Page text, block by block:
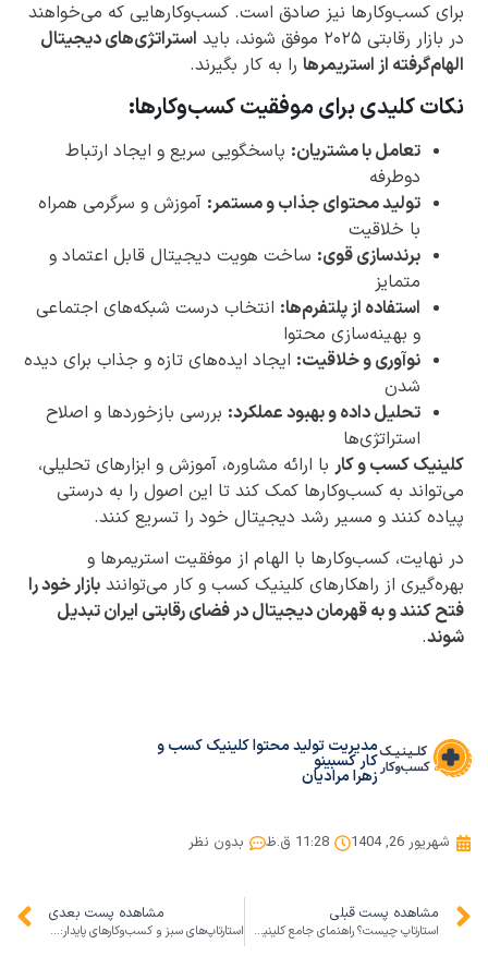
برای کسب‌وکارها نیز صادق است. کسب‌وکارهایی که می‌خواهند
در بازار رقابتی ۲۰۲۵ موفق شوند، باید
استراتژی‌های دیجیتال
الهام‌گرفته از استریمرها را به کار بگیرند.
نکات کلیدی برای موفقیت کسب‌وکارها:
تعامل با مشتریان: پاسخگویی سریع و ایجاد ارتباط
دوطرفه
تولید محتوای جذاب و مستمر: آموزش و سرگرمی همراه
با خلاقیت
برندسازی قوی: ساخت هویت دیجیتال قابل اعتماد و
متمایز
استفاده از پلتفرم‌ها: انتخاب درست شبکه‌های اجتماعی
و بهینه‌سازی محتوا
نوآوری و خلاقیت: ایجاد ایده‌های تازه و جذاب برای دیده
شدن
تحلیل داده و بهبود عملکرد: بررسی بازخوردها و اصلاح
استراتژی‌ها
کلینیک کسب و کار با ارائه مشاوره، آموزش و ابزارهای تحلیلی،
می‌تواند به کسب‌وکارها کمک کند تا این اصول را به درستی
پیاده کنند و مسیر رشد دیجیتال خود را تسریع کنند.
در نهایت، کسب‌وکارها با الهام از موفقیت استریمرها و
بهره‌گیری از راهکارهای کلینیک کسب و کار می‌توانند بازار خود را
فتح کنند و به قهرمان دیجیتال در فضای رقابتی ایران تبدیل
شوند.
مدیریت تولید محتوا کلینیک کسب و
کار کسبینو
زهرا مرادیان
شهریور 26, 1404 11:28 ق.ظ بدون نظر
مشاهده پست قبلی
استارتاپ چیست؟ راهنمای جامع کلینیک کسب و کار و موفقیت در کسب‌وکار
مشاهده پست بعدی
استارتاپ‌های سبز و کسب‌وکارهای پایدار: راهنمای درآمدزایی و محیط زیست